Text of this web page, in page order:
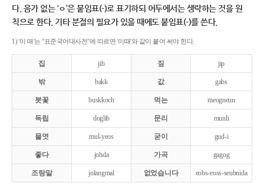
다. 음가 없는 ‘ㅇ’은 붙임표(-)로 표기하되 어두에서는 생략하는 것을 원
칙으로 한다. 기타 분절의 필요가 있을 때에도 붙임표(-)를 쓴다.
1) '이 때'는 "표준국어대사전"에 따르면 '이때'와 같이 붙여 써야 한다.
집 jib 짚 jip
밖 bakk 값 gabs
붓꽃 buskkoch 먹는 meogneun
독립 doglib 문리 munli
물엿 mul-yeos 굳이 gud-i
좋다 johda 가곡 gagog
조랑말 jolangmal 없었습니다 eobs-eoss-seubnida